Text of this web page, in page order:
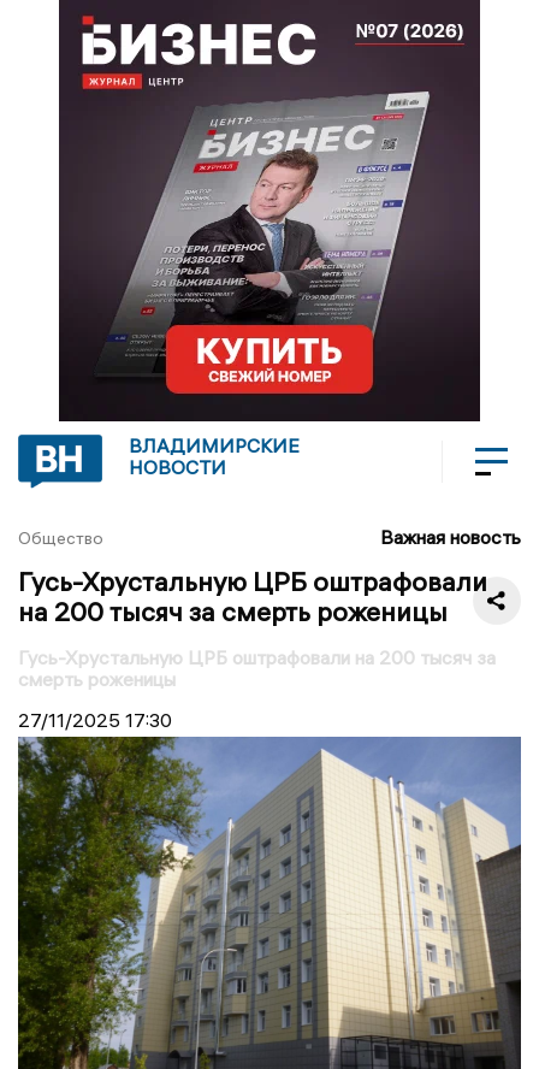
ВЛАДИМИРСКИЕ
НОВОСТИ
Общество Важная новость
Гусь-Хрустальную ЦРБ оштрафовали
на 200 тысяч за смерть роженицы
Гусь-Хрустальную ЦРБ оштрафовали на 200 тысяч за
смерть роженицы
27/11/2025 17:30